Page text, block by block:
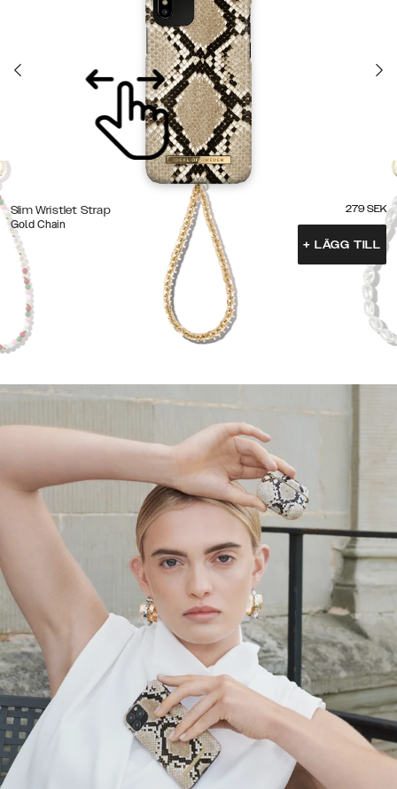
Slim Wristlet Strap
Gold Chain
279 SEK
+ LÄGG TILL